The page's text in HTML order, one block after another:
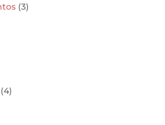
3products
4products